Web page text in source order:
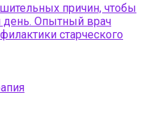
причин, чтобы
день. Опытный врач
старческого